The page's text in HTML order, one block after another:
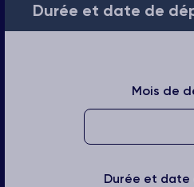
Durée et date de
Mois de
Durée et